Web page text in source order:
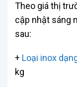
Theo giá thị
cập nhật sáng
sau:
+ Loại inox
kg